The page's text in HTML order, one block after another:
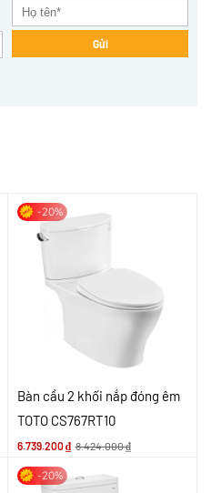
Gửi
-20%
Bàn cầu 2 khối nắp đóng êm
TOTO CS767RT10
6.739.200₫ 8.424.000₫
-20%